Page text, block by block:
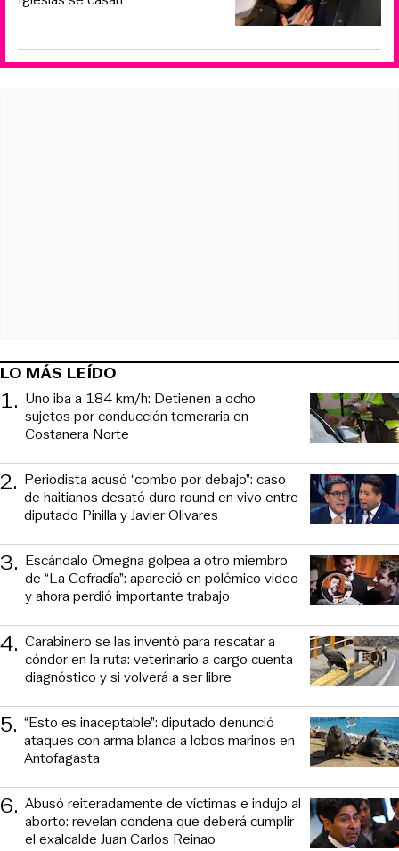
LO MÁS LEÍDO
1. Uno iba a 184 km/h: Detienen a ocho
sujetos por conducción temeraria en
Costanera Norte
2. Periodista acusó “combo por debajo”: caso
de haitianos desató duro round en vivo entre
diputado Pinilla y Javier Olivares
3. Escándalo Omegna golpea a otro miembro
de “La Cofradía”: apareció en polémico video
y ahora perdió importante trabajo
4. Carabinero se las inventó para rescatar a
cóndor en la ruta: veterinario a cargo cuenta
diagnóstico y si volverá a ser libre
5. “Esto es inaceptable”: diputado denunció
ataques con arma blanca a lobos marinos en
Antofagasta
6. Abusó reiteradamente de víctimas e indujo al
aborto: revelan condena que deberá cumplir
el exalcalde Juan Carlos Reinao